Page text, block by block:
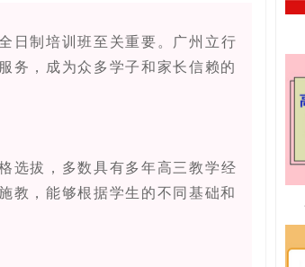
制培训班至关重要。广州立行
务，成为众多学子和家长信赖的
拔，多数具有多年高三教学经
教，能够根据学生的不同基础和